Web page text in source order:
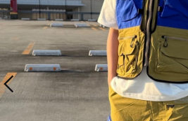
アクセサリー
その他
その他
すべてのシューズ
ソックス
アンダーウェア
水着
その他
クラッチ / セカンドバッグ
ウエストバッグ
その他
すべてのバッグ
その他
すべてのアクセサリー
すべてのその他
アクセサリー
その他
その他
すべてのシューズ
ワンピース
スカート
ソックス
アンダーウェア
クラッチ / セカンドバッグ
ウエストバッグ
その他
すべてのバッグ
その他
すべてのアクセサリー
すべてのその他